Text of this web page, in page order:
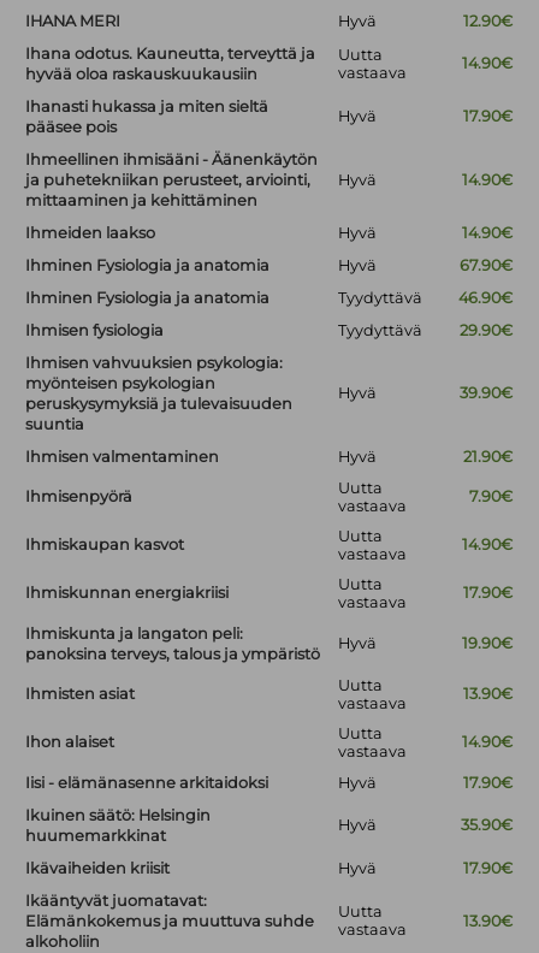
IHANA MERI Hyvä
12.90€
Ihana odotus. Kauneutta, terveyttä ja
hyvää oloa raskauskuukausiin
Uutta
vastaava
14.90€
Ihanasti hukassa ja miten sieltä
pääsee pois
Hyvä 17.90€
Ihmeellinen ihmisääni - Äänenkäytön
ja puhetekniikan perusteet, arviointi,
mittaaminen ja kehittäminen
Hyvä 14.90€
Ihmeiden laakso Hyvä
14.90€
Ihminen Fysiologia ja anatomia
Hyvä
67.90€
Ihminen Fysiologia ja anatomia
Tyydyttävä
46.90€
Ihmisen fysiologia
Tyydyttävä
29.90€
Ihmisen vahvuuksien psykologia:
myönteisen psykologian
peruskysymyksiä ja tulevaisuuden
suuntia
Hyvä 39.90€
Ihmisen valmentaminen Hyvä 21.90€
Ihmisenpyörä
Uutta
vastaava
7.90€
Ihmiskaupan kasvot
Uutta
vastaava
14.90€
Ihmiskunnan energiakriisi
Uutta
vastaava
17.90€
Ihmiskunta ja langaton peli:
panoksina terveys, talous ja ympäristö
Hyvä 19.90€
Ihmisten asiat
Uutta
vastaava
13.90€
Ihon alaiset
Uutta
vastaava
14.90€
Iisi - elämänasenne arkitaidoksi Hyvä
17.90€
Ikuinen säätö: Helsingin
huumemarkkinat
Hyvä 35.90€
Ikävaiheiden kriisit Hyvä
17.90€
Ikääntyvät juomatavat:
Elämänkokemus ja muuttuva suhde
alkoholiin
Uutta
vastaava
13.90€